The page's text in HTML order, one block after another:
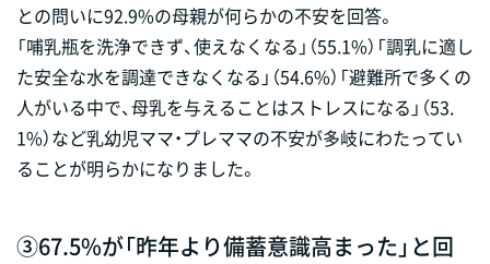
との問いに92.9%の母親が何らかの不安を回答。
「哺乳瓶を洗浄できず、使えなくなる」（55.1%）「調乳に適し
た安全な水を調達できなくなる」（54.6%）「避難所で多くの
人がいる中で、母乳を与えることはストレスになる」（53.
1%）など乳幼児ママ・プレママの不安が多岐にわたってい
ることが明らかになりました。
③67.5%が「昨年より備蓄意識高まった」と回